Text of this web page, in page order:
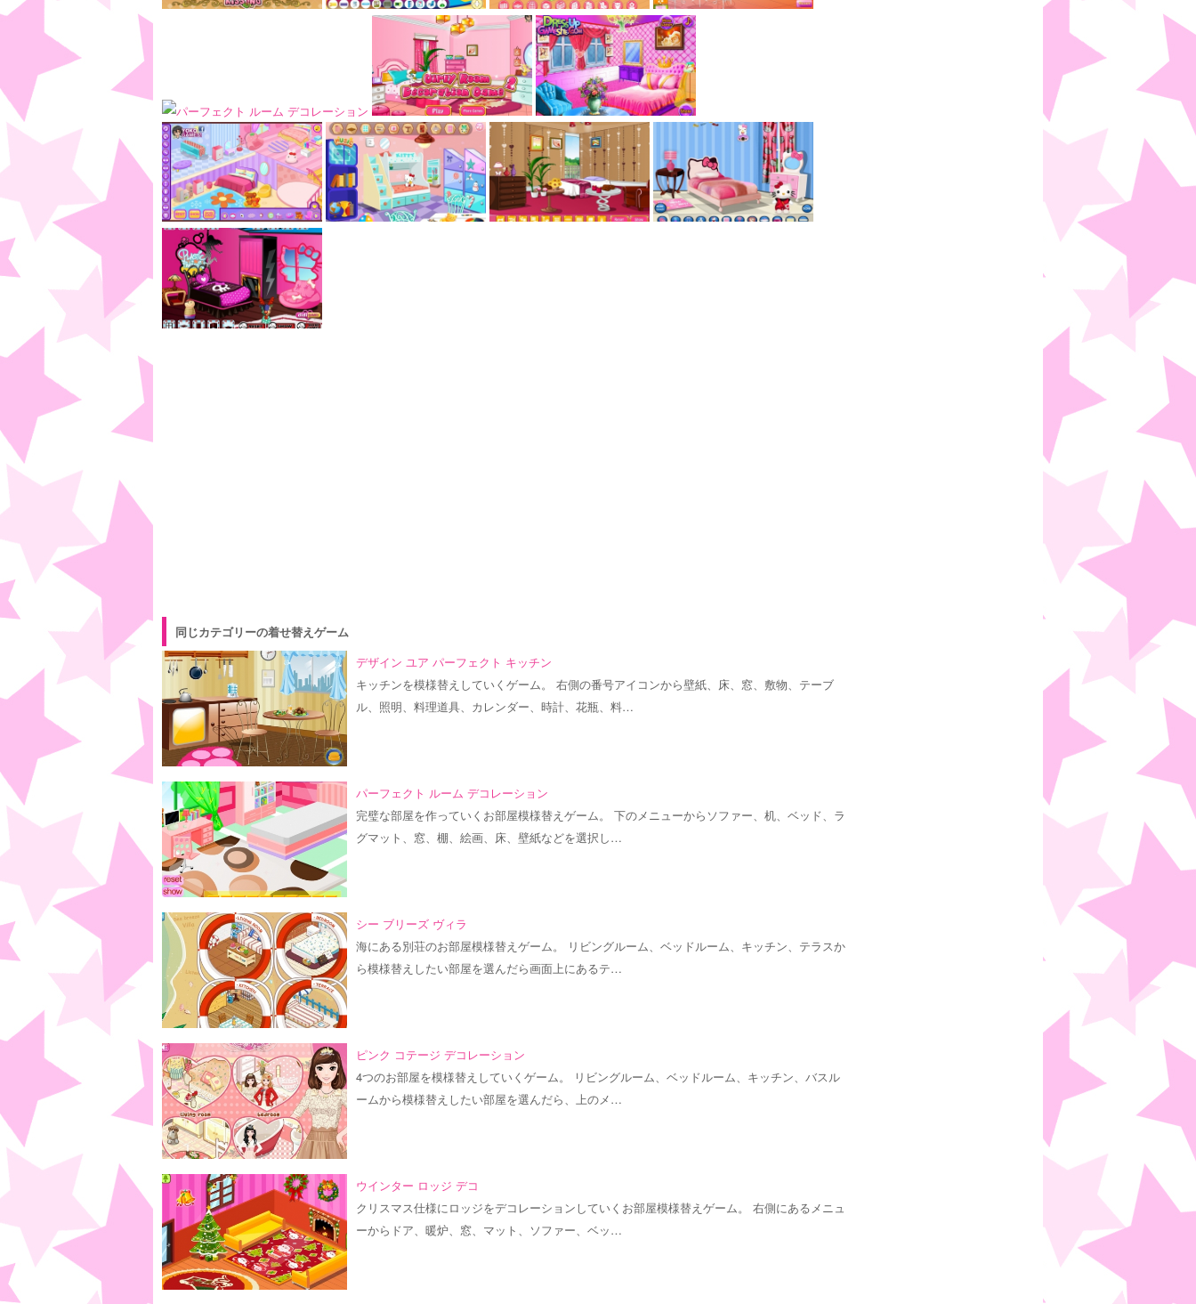
同じカテゴリーの着せ替えゲーム
デザイン ユア パーフェクト キッチン
キッチンを模様替えしていくゲーム。 右側の番号アイコンから壁紙、床、窓、敷物、テーブ
ル、照明、料理道具、カレンダー、時計、花瓶、料…
パーフェクト ルーム デコレーション
完璧な部屋を作っていくお部屋模様替えゲーム。 下のメニューからソファー、机、ベッド、ラ
グマット、窓、棚、絵画、床、壁紙などを選択し…
シー ブリーズ ヴィラ
海にある別荘のお部屋模様替えゲーム。 リビングルーム、ベッドルーム、キッチン、テラスか
ら模様替えしたい部屋を選んだら画面上にあるテ…
ピンク コテージ デコレーション
4つのお部屋を模様替えしていくゲーム。 リビングルーム、ベッドルーム、キッチン、バスル
ームから模様替えしたい部屋を選んだら、上のメ…
ウインター ロッジ デコ
クリスマス仕様にロッジをデコレーションしていくお部屋模様替えゲーム。 右側にあるメニュ
ーからドア、暖炉、窓、マット、ソファー、ベッ…